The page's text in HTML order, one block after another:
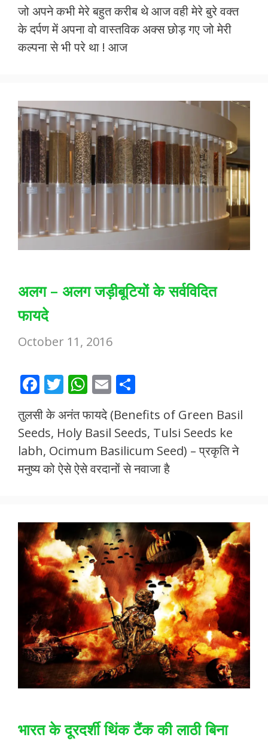
e
b
o
k
itt
er
at
s
A
p
ai
l
ar
e
जो अपने कभी मेरे बहुत करीब थे आज वही मेरे बुरे वक्त
के दर्पण में अपना वो वास्तविक अक्स छोड़ गए जो मेरी
कल्पना से भी परे था ! आज
अलग – अलग जड़ीबूटियों के सर्वविदित
फायदे
October 11, 2016
F
ac
e
b
o
o
T
w
itt
er
W
at
s
A
p
E
ai
l
h
ar
e
तुलसी के अनंत फायदे (Benefits of Green Basil
Seeds, Holy Basil Seeds, Tulsi Seeds ke
labh, Ocimum Basilicum Seed) – प्रकृति ने
मनुष्य को ऐसे ऐसे वरदानों से नवाजा है
भारत के दूरदर्शी थिंक टैंक की लाठी बिना